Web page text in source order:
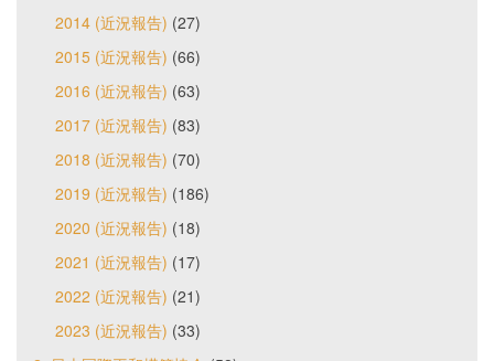
2014 (近況報告) (27)
2015 (近況報告) (66)
2016 (近況報告) (63)
2017 (近況報告) (83)
2018 (近況報告) (70)
2019 (近況報告) (186)
2020 (近況報告) (18)
2021 (近況報告) (17)
2022 (近況報告) (21)
2023 (近況報告) (33)